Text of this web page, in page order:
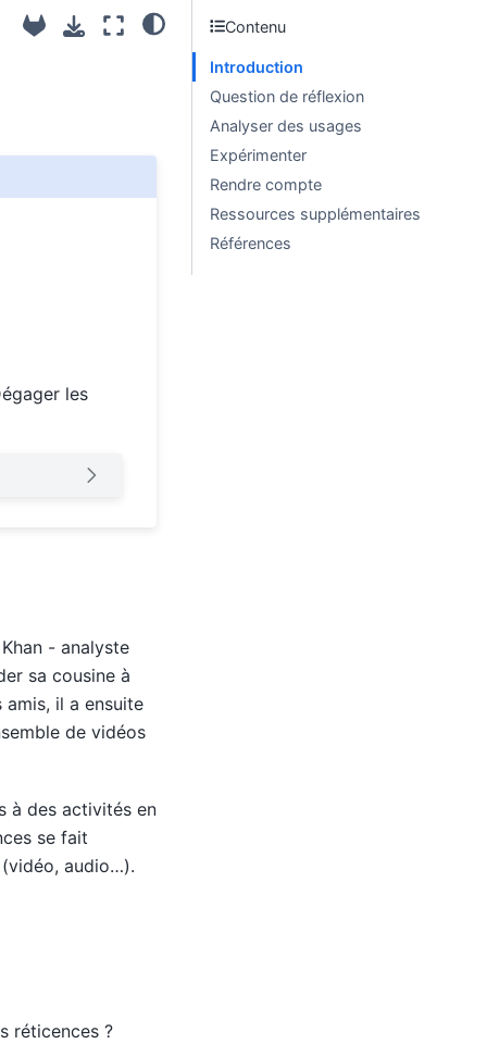
les
- analyste
sa cousine à
il a ensuite
de vidéos
à des activités en
se fait
audio…).
réticences ?
Contenu
Introduction
Question de réflexion
Analyser des usages
Expérimenter
Rendre compte
Ressources supplémentaires
Références